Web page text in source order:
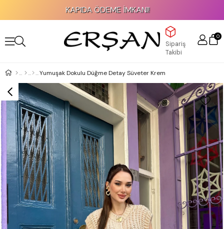
KAPIDA ÖDEME İMKANI!
Sipariş
Takibi
0
Yumuşak Dokulu Düğme Detay Süveter Krem